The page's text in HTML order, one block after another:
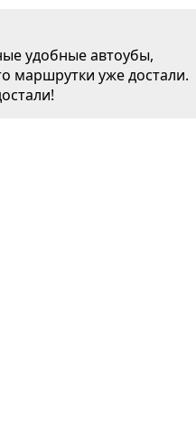
удобные автоубы,
маршрутки уже достали.